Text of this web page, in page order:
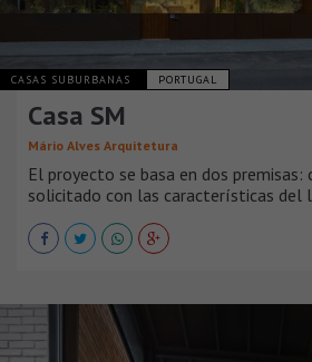
CASAS SUBURBANAS PORTUGAL
Casa SM
Mário Alves Arquitetura
El proyecto se basa en dos
solicitado con las características del